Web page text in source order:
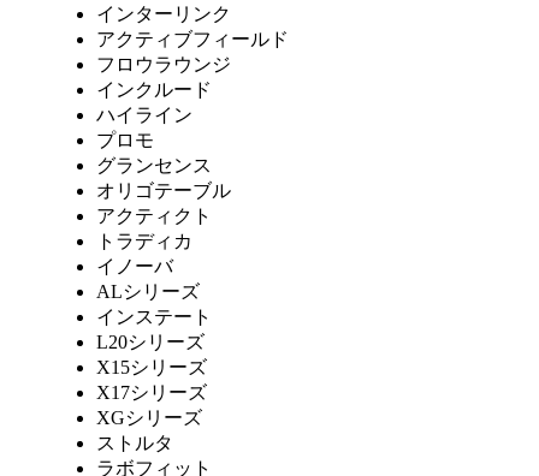
インターリンク
アクティブフィールド
フロウラウンジ
インクルード
ハイライン
プロモ
グランセンス
オリゴテーブル
アクティクト
トラディカ
イノーバ
ALシリーズ
インステート
L20シリーズ
X15シリーズ
X17シリーズ
XGシリーズ
ストルタ
ラボフィット